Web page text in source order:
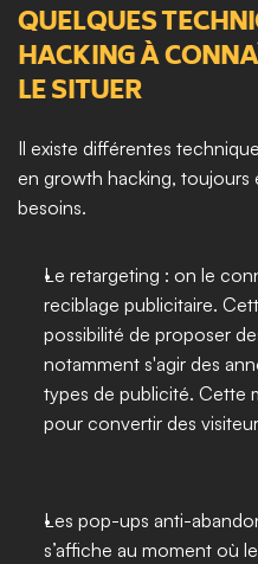
QUELQUES
HACKING À
LE SITUER
Il existe différentes
en growth hacking, toujours
besoins.
Le retargeting : on le
reciblage publicitaire.
possibilité de proposer
notamment s'agir des
types de publicité. Cette
pour convertir des
Les pop-ups anti-
s’affiche au moment où